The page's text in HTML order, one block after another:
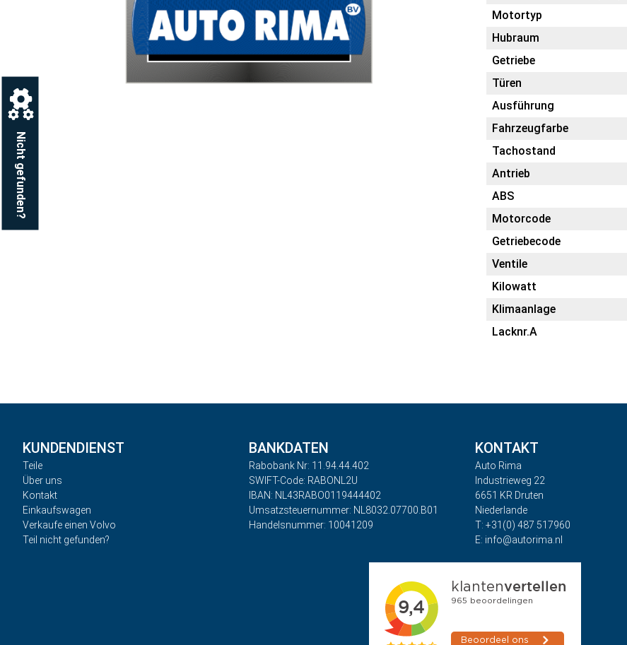
Motortyp
Hubraum
Getriebe
Türen
Ausführung
Fahrzeugfarbe
Tachostand
Antrieb
ABS
Motorcode
Getriebecode
Ventile
Kilowatt
Klimaanlage
Lacknr.A
KUNDENDIENST
Teile
Über uns
Kontakt
Einkaufswagen
Verkaufe einen Volvo
Teil nicht gefunden?
BANKDATEN
Rabobank Nr: 11.94.44.402
SWIFT-Code: RABONL2U
IBAN: NL43RABO0119444402
Umsatzsteuernummer: NL8032.07700.B01
Handelsnummer: 10041209
KONTAKT
Auto Rima
Industrieweg 22
6651 KR Druten
Niederlande
T: +31(0) 487 517960
E: info@autorima.nl
Nicht gefunden?